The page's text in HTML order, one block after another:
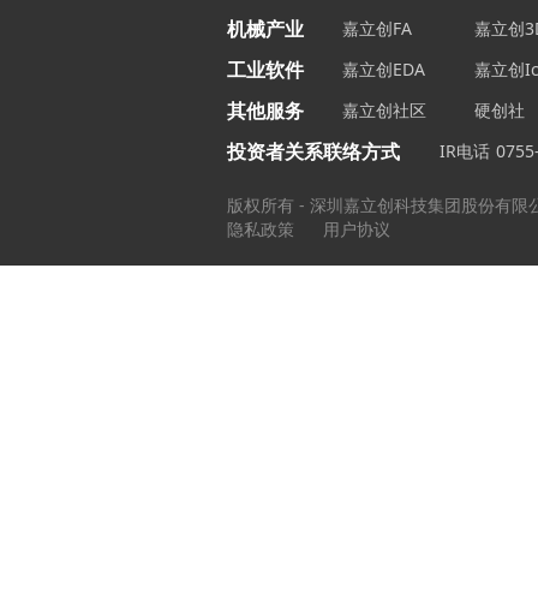
机械产业 嘉立创FA 嘉立创
工业软件 嘉立创EDA 嘉立创
其他服务 嘉立创社区 硬创社
投资者关系联络方式 IR电话
版权所有 - 深圳嘉立创科技集团股份有限
隐私政策
用户协议